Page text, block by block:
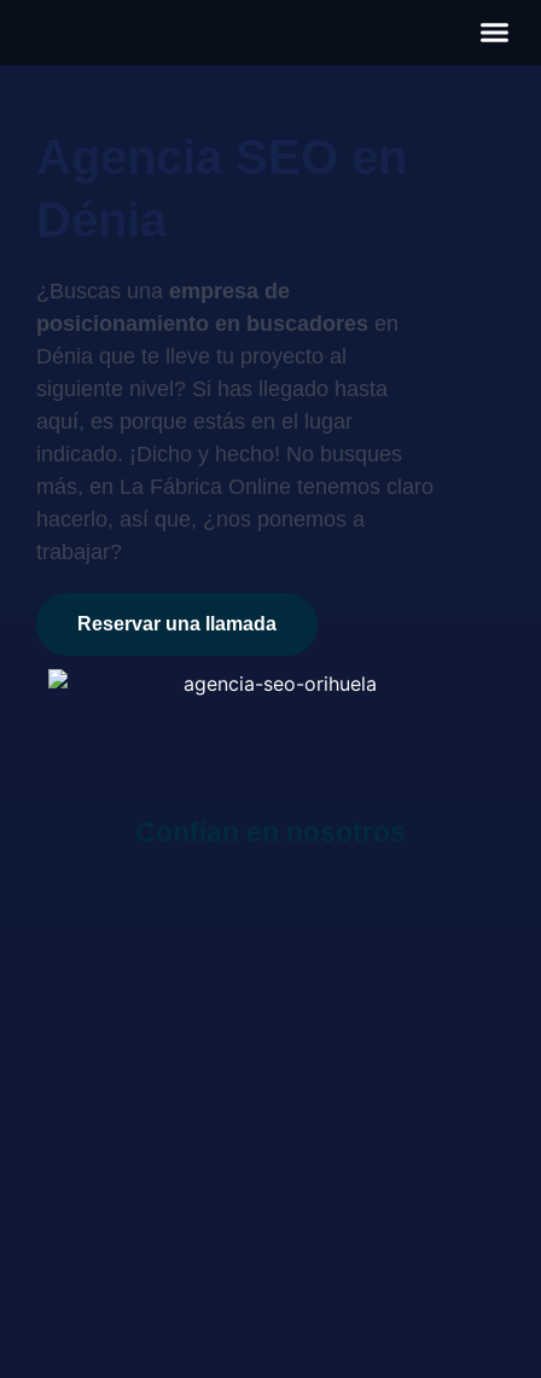
¿Buscas una empresa de
posicionamiento en buscadores en
Dénia que te lleve tu proyecto al
siguiente nivel? Si has llegado hasta
aquí, es porque estás en el lugar
indicado. ¡Dicho y hecho! No busques
más, en La Fábrica Online tenemos claro
hacerlo, así que, ¿nos ponemos a
trabajar?
Reservar una llamada